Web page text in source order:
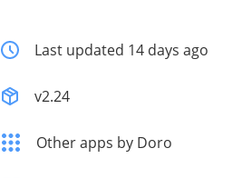
Last updated 14 days ago
v2.24
Other apps by Doro